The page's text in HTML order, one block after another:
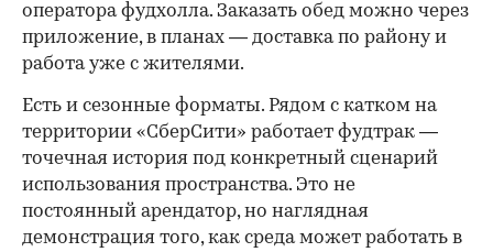
оператора фудхолла. Заказать обед можно через
приложение, в планах — доставка по району и
работа уже с жителями.
Есть и сезонные форматы. Рядом с катком на
территории «СберСити» работает фудтрак —
точечная история под конкретный сценарий
использования пространства. Это не
постоянный арендатор, но наглядная
демонстрация того, как среда может работать в